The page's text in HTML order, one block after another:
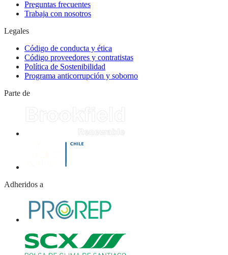
Preguntas frecuentes
Trabaja con nosotros
Legales
Código de conducta y ética
Código proveedores y contratistas
Política de Sostenibilidad
Programa anticorrupción y soborno
Parte de
Adheridos a